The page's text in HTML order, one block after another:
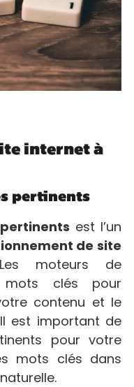
internet à
pertinents
est l’un
de site
moteurs de
mots clés pour
contenu et le
est important de
pour votre
mots clés dans